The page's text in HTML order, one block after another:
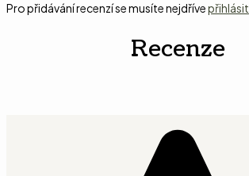
Pro přidávání recenzí se musíte nejdřívepřihlásit
Recenze